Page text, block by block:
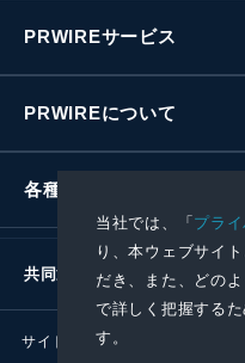
当社では、「プラ
り、本ウェブサイ
だき、また、どの
で詳しく把握する
す。
PRWIREサービス
PRWIREについて
各種お問い合わせ
共同通信社グループ
サイトポリシー